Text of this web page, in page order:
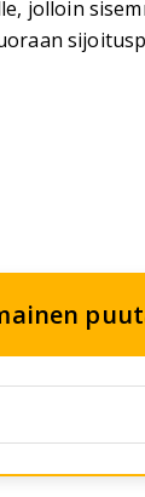
jolloin